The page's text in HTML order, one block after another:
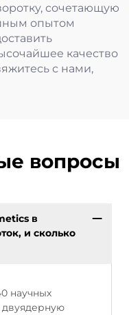
сочетающую
опытом
качество
с нами,
вопросы
в
и сколько
научных
двуядерную